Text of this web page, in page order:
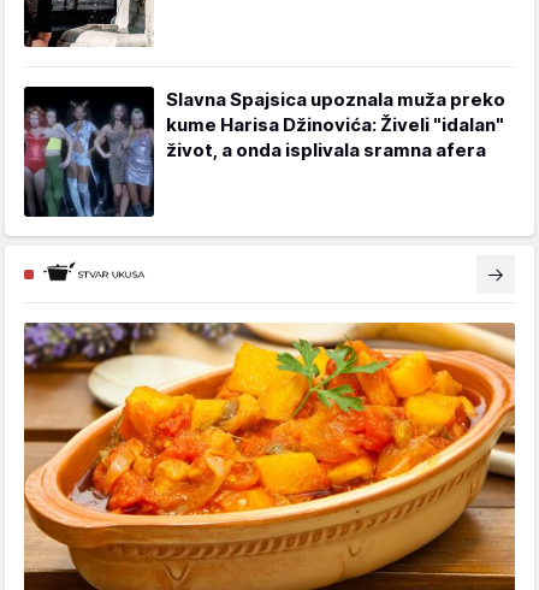
Slavna Spajsica upoznala muža preko
kume Harisa Džinovića: Živeli "idalan"
život, a onda isplivala sramna afera